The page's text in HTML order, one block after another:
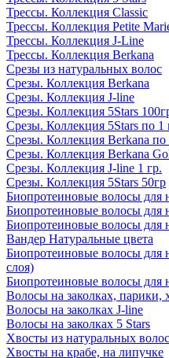
Трессы. Коллекция Classic
Трессы. Коллекция Petite
Трессы. Коллекция J-Line
Трессы. Коллекция Berkana
Срезы из натуральных волос
Срезы. Коллекция Berkana
Срезы. Коллекция J-line
Срезы. Коллекция 5Stars
Срезы. Коллекция 5Stars по 1
Срезы. Коллекция Berkana по
Срезы. Коллекция Berkana
Срезы. Коллекция J-line 1 гр.
Срезы. Коллекция 5Stars 50гр
Биопротеиновые волосы для
Биопротеиновые волосы для
Биопротеиновые волосы для
Вандер Натуральные цвета
Биопротеиновые волосы для
слоя)
Биопротеиновые волосы для
Волосы на заколках, парики,
Волосы на заколках J-line
Волосы на заколках 5 Stars
Хвосты из натуральных волос
Хвосты на крабе, на липучке